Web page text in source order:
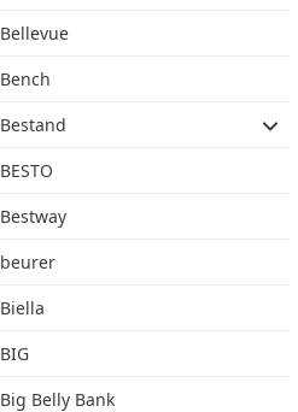
Bellevue
Bench
Bestand
BESTO
Bestway
beurer
Biella
BIG
Big Belly Bank